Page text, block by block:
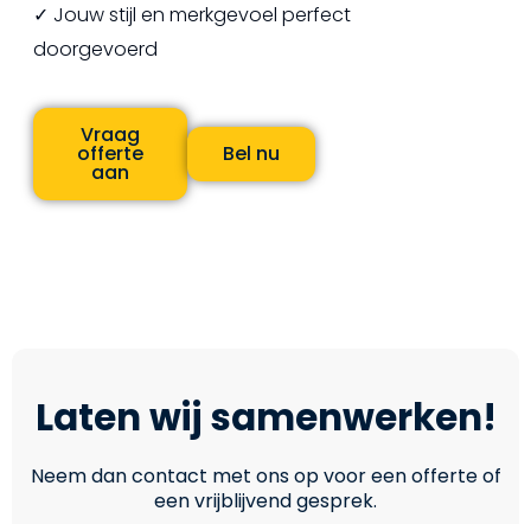
✓ Jouw stijl en merkgevoel perfect
doorgevoerd
Vraag
offerte
aan
Bel nu
Laten wij samenwerken!
Neem dan contact met ons op voor een offerte of
een vrijblijvend gesprek.